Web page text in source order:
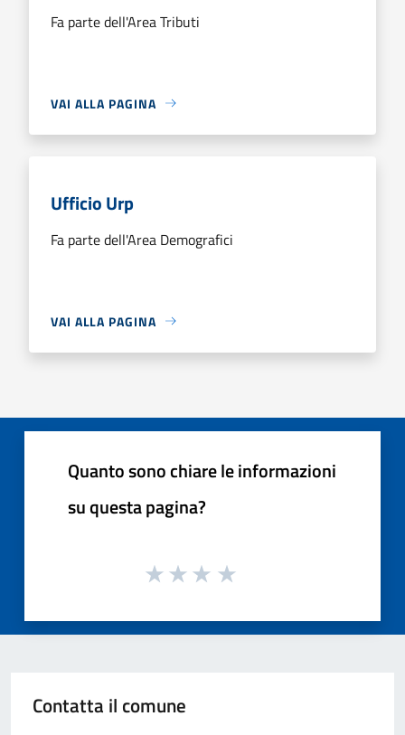
Fa parte dell'Area Tributi
VAI ALLA PAGINA
Ufficio Urp
Fa parte dell'Area Demografici
VAI ALLA PAGINA
Quanto sono chiare le informazioni
su questa pagina?
Contatta il comune